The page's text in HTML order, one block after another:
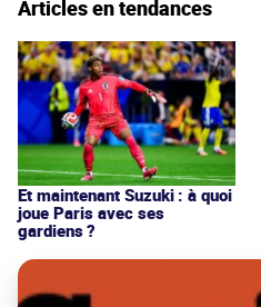
Articles en tendances
Et maintenant Suzuki : à quoi
joue Paris avec ses
gardiens ?